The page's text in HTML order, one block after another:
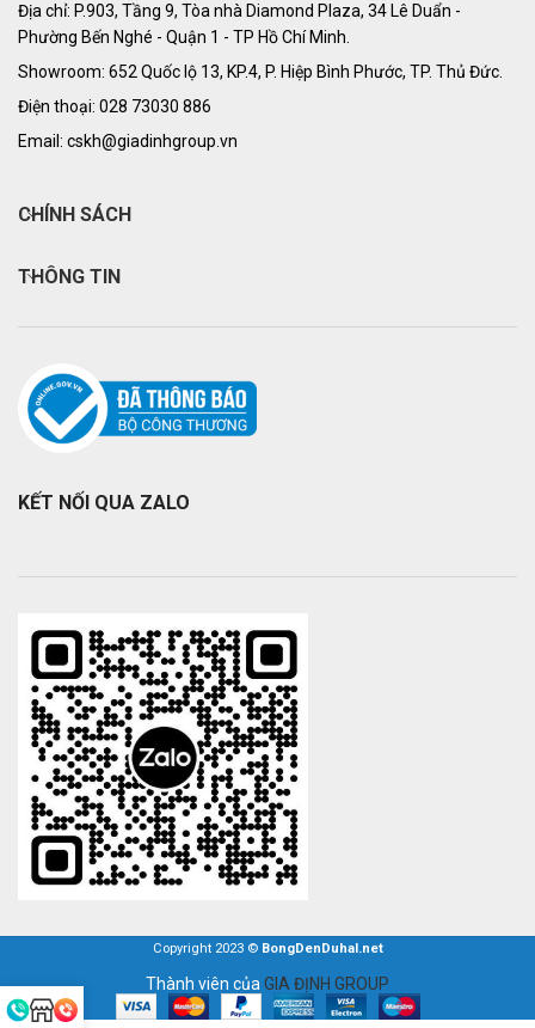
Địa chỉ: P.903, Tầng 9, Tòa nhà Diamond Plaza, 34 Lê Duẩn -
Phường Bến Nghé - Quận 1 - TP Hồ Chí Minh.
Showroom: 652 Quốc lộ 13, KP.4, P. Hiệp Bình Phước, TP. Thủ Đức.
Điện thoại: 028 73030 886
Email: cskh@giadinhgroup.vn
CHÍNH SÁCH
THÔNG TIN
KẾT NỐI QUA ZALO
Copyright 2023 © BongDenDuhal.net
Thành viên của GIA ĐỊNH GROUP